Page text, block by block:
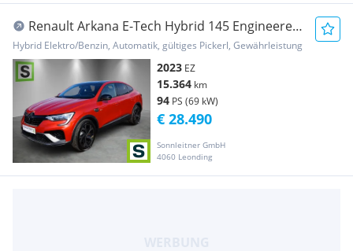
Renault Arkana E-Tech Hybrid 145 Engineered
Aut.
Hybrid Elektro/Benzin, Automatik, gültiges Pickerl, Gewährleistung
2023 EZ
15.364 km
94 PS (69 kW)
Sonnleitner GmbH
4060 Leonding
€ 28.490